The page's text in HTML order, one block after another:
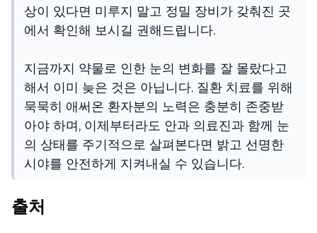
상이 있다면 미루지 말고 정밀 장비가 갖춰진 곳
에서 확인해 보시길 권해드립니다.
지금까지 약물로 인한 눈의 변화를 잘 몰랐다고
해서 이미 늦은 것은 아닙니다. 질환 치료를 위해
묵묵히 애써온 환자분의 노력은 충분히 존중받
아야 하며, 이제부터라도 안과 의료진과 함께 눈
의 상태를 주기적으로 살펴본다면 밝고 선명한
시야를 안전하게 지켜내실 수 있습니다.
출처